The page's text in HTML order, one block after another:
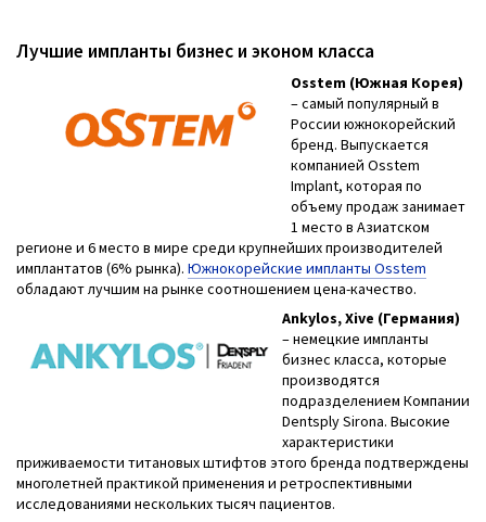
Лучшие импланты бизнес и эконом класса
Osstem (Южная Корея)
– самый популярный в
России южнокорейский
бренд. Выпускается
компанией Osstem
Implant, которая по
объему продаж занимает
1 место в Азиатском
регионе и 6 место в мире среди крупнейших производителей
имплантатов (6% рынка). Южнокорейские импланты Osstem
обладают лучшим на рынке соотношением цена-качество.
Ankylos, Xive (Германия)
– немецкие импланты
бизнес класса, которые
производятся
подразделением Компании
Dentsply Sirona. Высокие
характеристики
приживаемости титановых штифтов этого бренда подтверждены
многолетней практикой применения и ретроспективными
исследованиями нескольких тысяч пациентов.